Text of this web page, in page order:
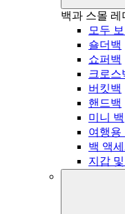
백과 스몰 레
모두 보
숄더백
쇼퍼백
크로스
버킷백
핸드백
미니 백
여행용
백 액
지갑